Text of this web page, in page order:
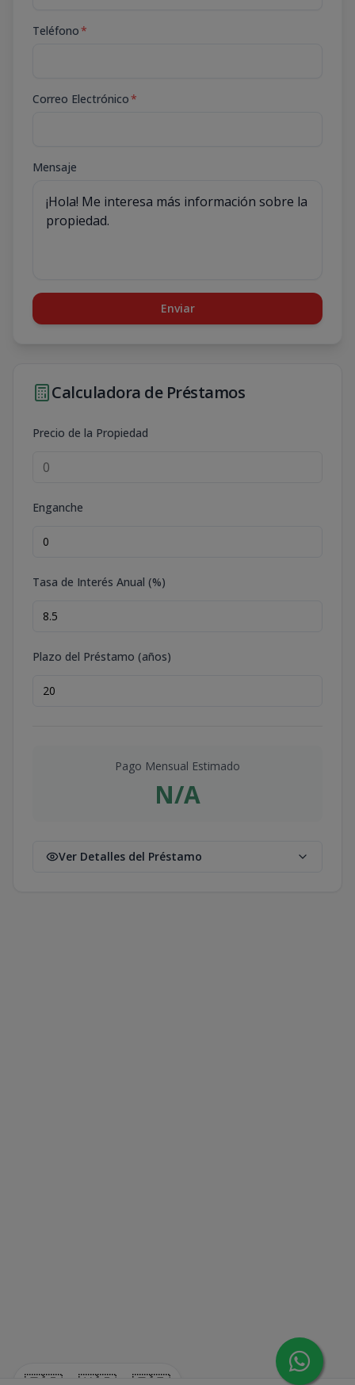
Teléfono*
Correo Electrónico*
Mensaje
Enviar
Calculadora de Préstamos
Precio de la Propiedad
Enganche
Tasa de Interés Anual (%)
Plazo del Préstamo (años)
Pago Mensual Estimado
N/A
Ver Detalles del Préstamo